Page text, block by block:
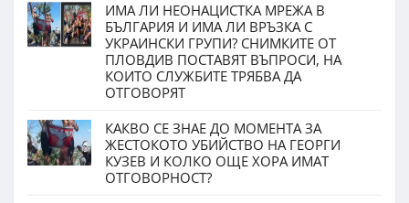
ИМА ЛИ НЕОНАЦИСТКА МРЕЖА В
БЪЛГАРИЯ И ИМА ЛИ ВРЪЗКА С
УКРАИНСКИ ГРУПИ? СНИМКИТЕ ОТ
ПЛОВДИВ ПОСТАВЯТ ВЪПРОСИ, НА
КОИТО СЛУЖБИТЕ ТРЯБВА ДА
ОТГОВОРЯТ
КАКВО СЕ ЗНАЕ ДО МОМЕНТА ЗА
ЖЕСТОКОТО УБИЙСТВО НА ГЕОРГИ
КУЗЕВ И КОЛКО ОЩЕ ХОРА ИМАТ
ОТГОВОРНОСТ?